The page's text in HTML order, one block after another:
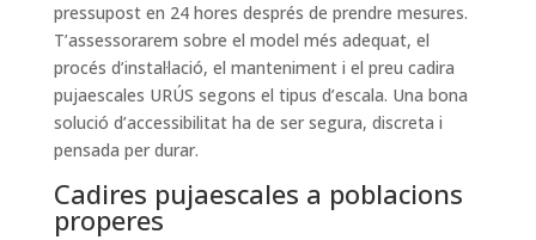
pressupost en 24 hores després de prendre mesures.
T’assessorarem sobre el model més adequat, el
procés d’instal·lació, el manteniment i el preu cadira
pujaescales URÚS segons el tipus d’escala. Una bona
solució d’accessibilitat ha de ser segura, discreta i
pensada per durar.
Cadires pujaescales a poblacions
properes